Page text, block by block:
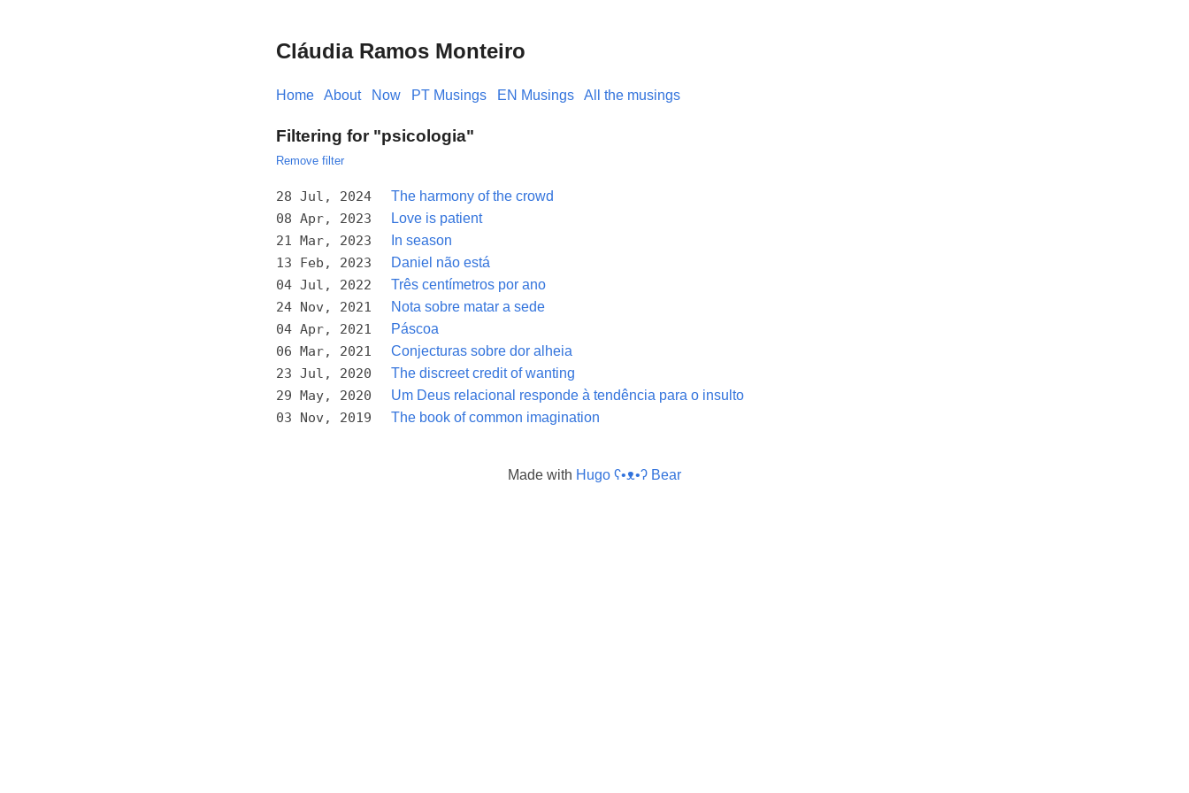
Cláudia Ramos Monteiro
Home About Now PT Musings EN Musings All the musings
Filtering for "psicologia"
Remove filter
28 Jul, 2024 The harmony of the crowd
08 Apr, 2023 Love is patient
21 Mar, 2023 In season
13 Feb, 2023 Daniel não está
04 Jul, 2022 Três centímetros por ano
24 Nov, 2021 Nota sobre matar a sede
04 Apr, 2021 Páscoa
06 Mar, 2021 Conjecturas sobre dor alheia
23 Jul, 2020 The discreet credit of wanting
29 May, 2020 Um Deus relacional responde à tendência para o insulto
03 Nov, 2019 The book of common imagination
Made with Hugo ʕ•ᴥ•ʔ Bear